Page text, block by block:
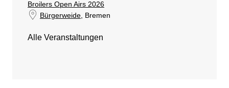
Broilers Open Airs 2026
Bürgerweide, Bremen
Alle Veranstaltungen